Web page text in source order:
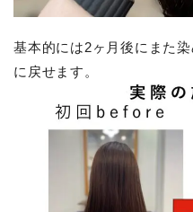
基本的には2ヶ月後にまた
に戻せます。